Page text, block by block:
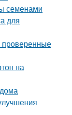
семенами
для
проверенные
на